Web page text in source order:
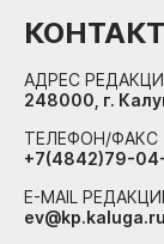
АДРЕС
248000, г.
ТЕЛЕФОН/ФАКС
+7(4842)79-
E-MAIL